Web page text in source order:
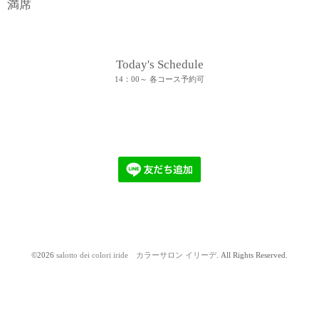
満席
Today's Schedule
14：00～ 各コース予約可
©2026 salotto dei colori iride カラーサロン イリーデ. All Rights Reserved.